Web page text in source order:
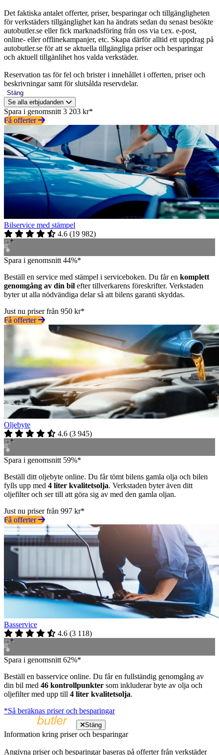
Det faktiska antalet offerter, priser, besparingar och tillgängligheten
för verkstäders tillgänglighet kan ha ändrats sedan du senast besökte
autobutler.se eller fick marknadsföring från oss via t.ex. e-post,
online- eller offlinekampanjer, etc. Skapa därför alltid ett uppdrag på
autobutler.se för att se aktuella tillgängliga priser och besparingar
och aktuell tillgänlihet hos valda verkstäder.
Reservation tas för fel och brister i innehållet i offerten, priser och
beskrivningar samt för slutsålda reservdelar.
Stäng
Se alla erbjudanden
Spara i genomsnitt 3 203 kr*
Få offerter
Bilservice med stämpel
4.6 (19 982)
Spara i genomsnitt 44%*
Beställ en service med stämpel i serviceboken. Du får en komplett
genomgång av din bil efter tillverkarens föreskrifter. Verkstaden
byter ut alla nödvändiga delar så att bilens garanti skyddas.
Just nu priser från 950 kr*
Få offerter
Oljebyte
4.6 (3 945)
Spara i genomsnitt 59%*
Beställ ditt oljebyte online. Du får tömt bilens gamla olja och bilen
fylls upp med 4 liter kvalitetsolja. Verkstaden byter även ditt
oljefilter och ser till att göra sig av med den gamla oljan.
Just nu priser från 997 kr*
Få offerter
Basservice
4.6 (3 118)
Spara i genomsnitt 62%*
Beställ en basservice online. Du får en fullständig genomgång av
din bil med 46 kontrollpunkter som inkluderar byte av olja och
oljefilter med upp till 4 liter kvalitetsolja.
*Så beräknas priser och besparingar
Stäng
Information kring priser och besparingar
Angivna priser och besparingar baseras på offerter från verkstäder